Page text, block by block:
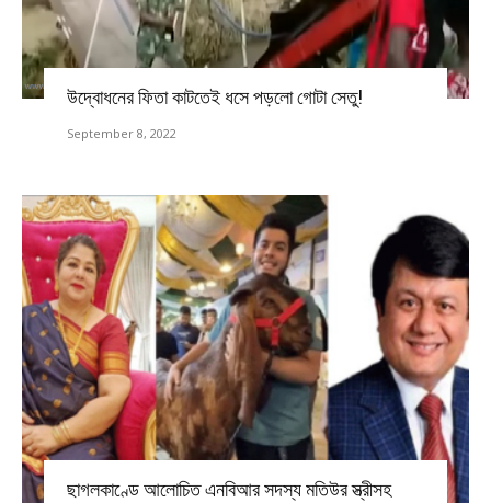
উদ্বোধনের ফিতা কাটতেই ধসে পড়লো গোটা সেতু!
September 8, 2022
ছাগলকাণ্ডে আলোচিত এনবিআর সদস্য মতিউর স্ত্রীসহ